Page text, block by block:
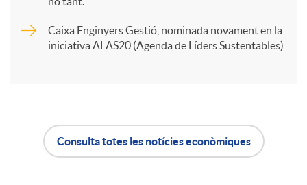
Caixa Enginyers Gestió, nominada novament en la
iniciativa ALAS20 (Agenda de Líders Sustentables)
Consulta totes les notícies econòmiques